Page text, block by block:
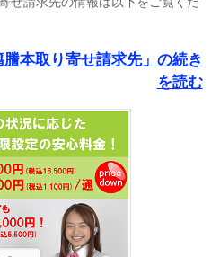
謄本取り寄せ請求先」の続き
を読む